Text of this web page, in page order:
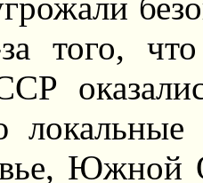
того,
Южной